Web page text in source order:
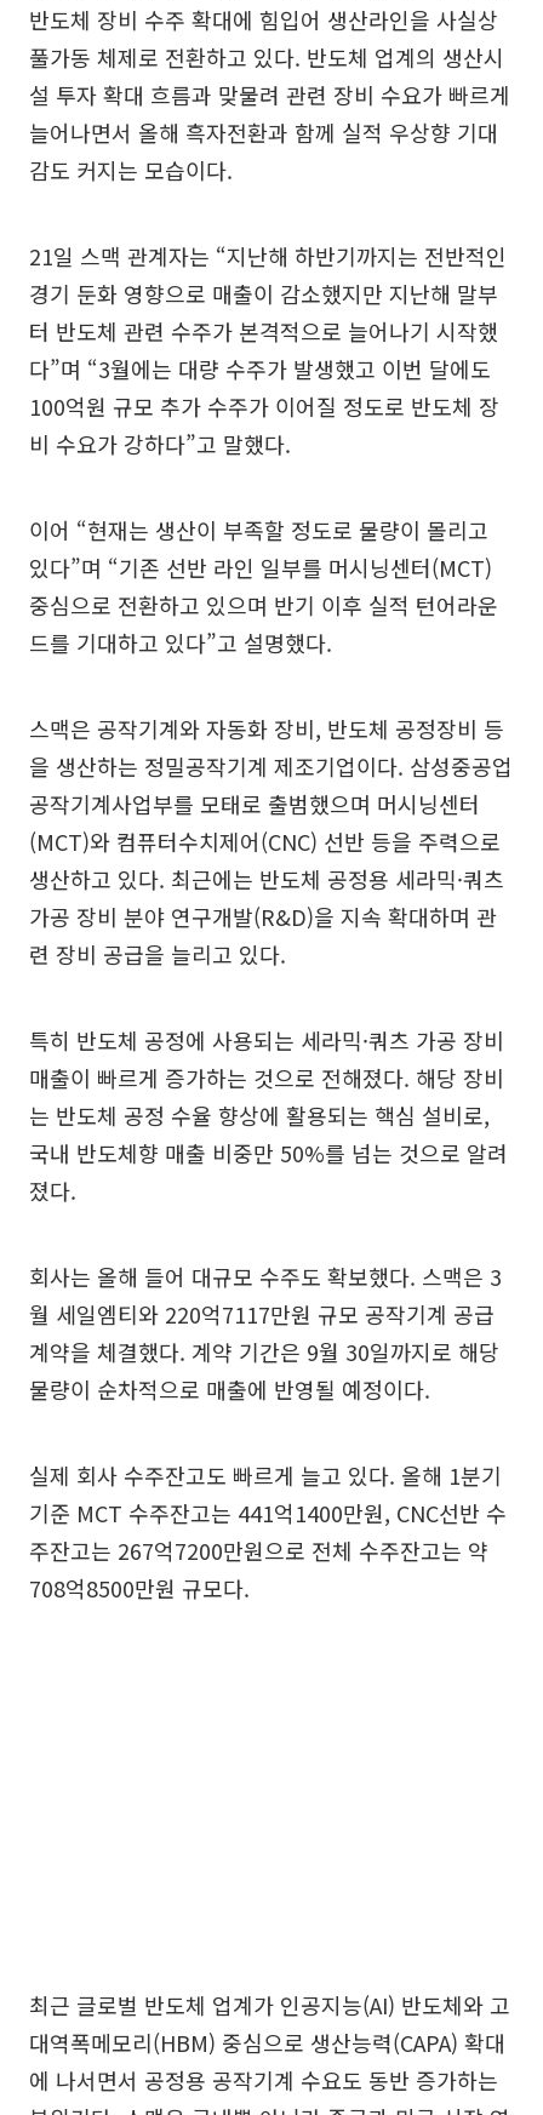
반도체 장비 수주 확대에 힘입어 생산라인을 사실상
풀가동 체제로 전환하고 있다. 반도체 업계의 생산시
설 투자 확대 흐름과 맞물려 관련 장비 수요가 빠르게
늘어나면서 올해 흑자전환과 함께 실적 우상향 기대
감도 커지는 모습이다.
21일 스맥 관계자는 “지난해 하반기까지는 전반적인
경기 둔화 영향으로 매출이 감소했지만 지난해 말부
터 반도체 관련 수주가 본격적으로 늘어나기 시작했
다”며 “3월에는 대량 수주가 발생했고 이번 달에도
100억원 규모 추가 수주가 이어질 정도로 반도체 장
비 수요가 강하다”고 말했다.
이어 “현재는 생산이 부족할 정도로 물량이 몰리고
있다”며 “기존 선반 라인 일부를 머시닝센터(MCT)
중심으로 전환하고 있으며 반기 이후 실적 턴어라운
드를 기대하고 있다”고 설명했다.
스맥은 공작기계와 자동화 장비, 반도체 공정장비 등
을 생산하는 정밀공작기계 제조기업이다. 삼성중공업
공작기계사업부를 모태로 출범했으며 머시닝센터
(MCT)와 컴퓨터수치제어(CNC) 선반 등을 주력으로
생산하고 있다. 최근에는 반도체 공정용 세라믹·쿼츠
가공 장비 분야 연구개발(R&D)을 지속 확대하며 관
련 장비 공급을 늘리고 있다.
특히 반도체 공정에 사용되는 세라믹·쿼츠 가공 장비
매출이 빠르게 증가하는 것으로 전해졌다. 해당 장비
는 반도체 공정 수율 향상에 활용되는 핵심 설비로,
국내 반도체향 매출 비중만 50%를 넘는 것으로 알려
졌다.
회사는 올해 들어 대규모 수주도 확보했다. 스맥은 3
월 세일엠티와 220억7117만원 규모 공작기계 공급
계약을 체결했다. 계약 기간은 9월 30일까지로 해당
물량이 순차적으로 매출에 반영될 예정이다.
실제 회사 수주잔고도 빠르게 늘고 있다. 올해 1분기
기준 MCT 수주잔고는 441억1400만원, CNC선반 수
주잔고는 267억7200만원으로 전체 수주잔고는 약
708억8500만원 규모다.
최근 글로벌 반도체 업계가 인공지능(AI) 반도체와 고
대역폭메모리(HBM) 중심으로 생산능력(CAPA) 확대
에 나서면서 공정용 공작기계 수요도 동반 증가하는